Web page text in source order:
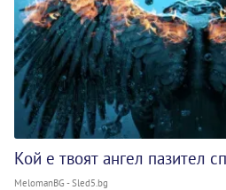
Кой е твоят ангел пазител
MelomanBG - Sled5.bg